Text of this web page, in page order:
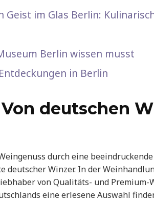
Geist im Glas Berlin:
Berlin wissen musst
in Berlin
deutschen
durch eine
deutscher Winzer. In der
von Qualitäts- und Premium-
eine erlesene Auswahl